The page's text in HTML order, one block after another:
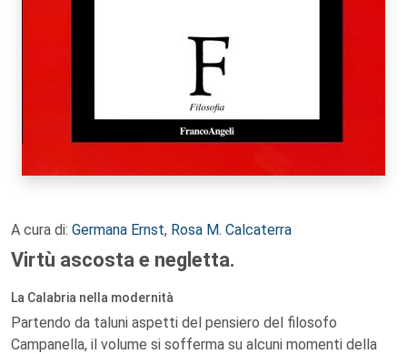
A cura di: Germana Ernst, Rosa M. Calcaterra
Virtù ascosta e negletta.
La Calabria nella modernità
Partendo da taluni aspetti del pensiero del filosofo
Campanella, il volume si sofferma su alcuni momenti della